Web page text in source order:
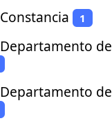
Constancia 1
Departamento
Departamento